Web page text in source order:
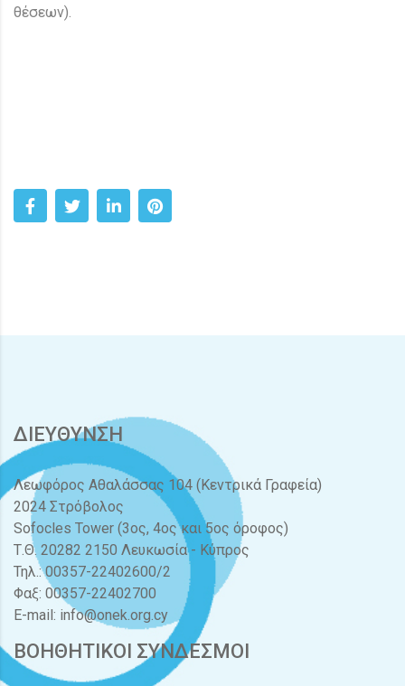
θέσεων).
ΔΙΕΥΘΥΝΣΗ
Λεωφόρος Αθαλάσσας 104 (Κεντρικά Γραφεία)
2024 Στρόβολος
Sofocles Tower (3ος, 4ος και 5ος όροφος)
Τ.Θ. 20282 2150 Λευκωσία - Κύπρος
Τηλ.: 00357-22402600/2
Φαξ: 00357-22402700
E-mail: info@onek.org.cy
ΒΟΗΘΗΤΙΚΟΙ ΣΥΝΔΕΣΜΟΙ